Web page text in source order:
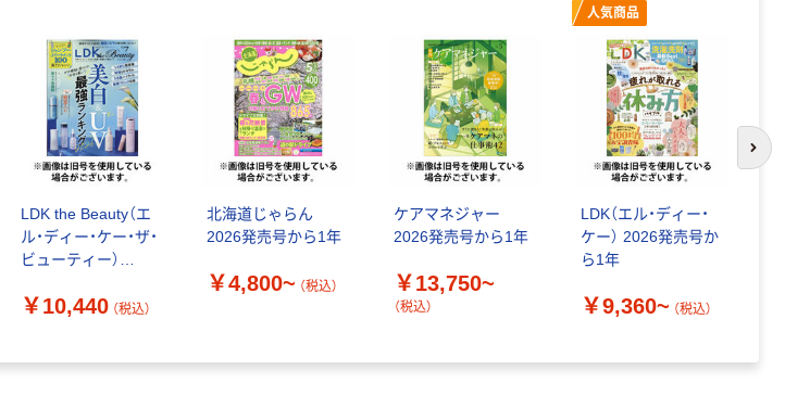
LDK the Beauty（エ
ル・ディー・ケー・ザ・
ビューティー）
ら1年(12冊)(雑誌)
￥10,440 （税込）
北海道じゃらん
2026発売号から1年
￥4,800~ （税込）
ケアマネジャー
2026発売号から1年
￥13,750~
（税込）
人気商品
LDK（エル・ディー・
ケー） 2026発売号か
ら1年
￥9,360~ （税込）
次